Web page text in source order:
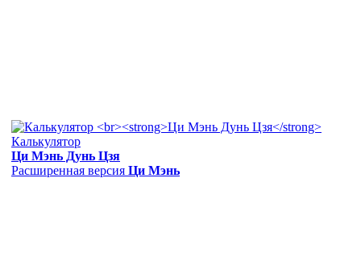
Калькулятор
Ци Мэнь Дунь Цзя
Расширенная версия Ци Мэнь